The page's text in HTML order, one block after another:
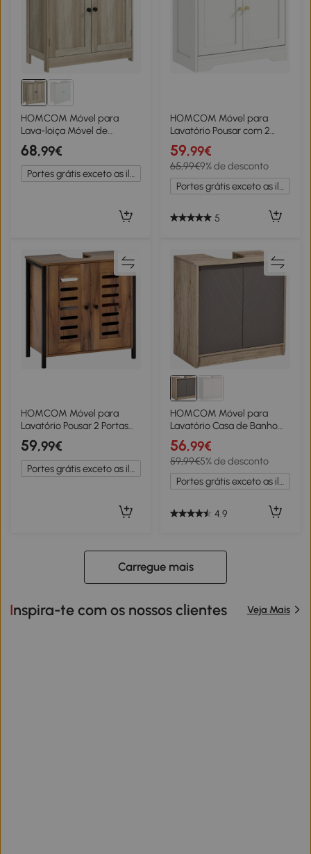
HOMCOM Móvel para
Lava-loiça Móvel de
Banheiro com Armário de 2
Portas Prateleira Ajustável
Anti-umidade 60x30x60
cm Cinza
68,99€
Portes grátis exceto as ilhas
HOMCOM Móvel para
Lavatório Pousar com 2
Portas em Arco Puxadores
Dourados para Lavatório
com ou sem Pedestal
60x30x65 cm Branco
59,99€
65,99€9% de desconto
Portes grátis exceto as ilhas
5
HOMCOM Móvel para
Lavatório Pousar 2 Portas
de Ripas com Fecho
Magnético para Lavatórios
sem Pedestal 60x30x60
cm Castanho Rústico
59,99€
Portes grátis exceto as ilhas
HOMCOM Móvel para
Lavatório Casa de Banho
com Porta Dupla e
Prateleira Ajustável Carga
50kg 60x30x59,8 cm
Carvalho e Cinza
56,99€
59,99€5% de desconto
Portes grátis exceto as ilhas
4.9
Carregue mais
Inspira-te com os nossos clientes Veja Mais